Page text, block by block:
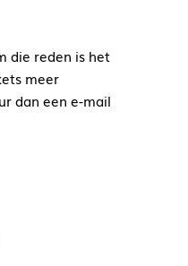
die reden is het
meer
dan een e-mail